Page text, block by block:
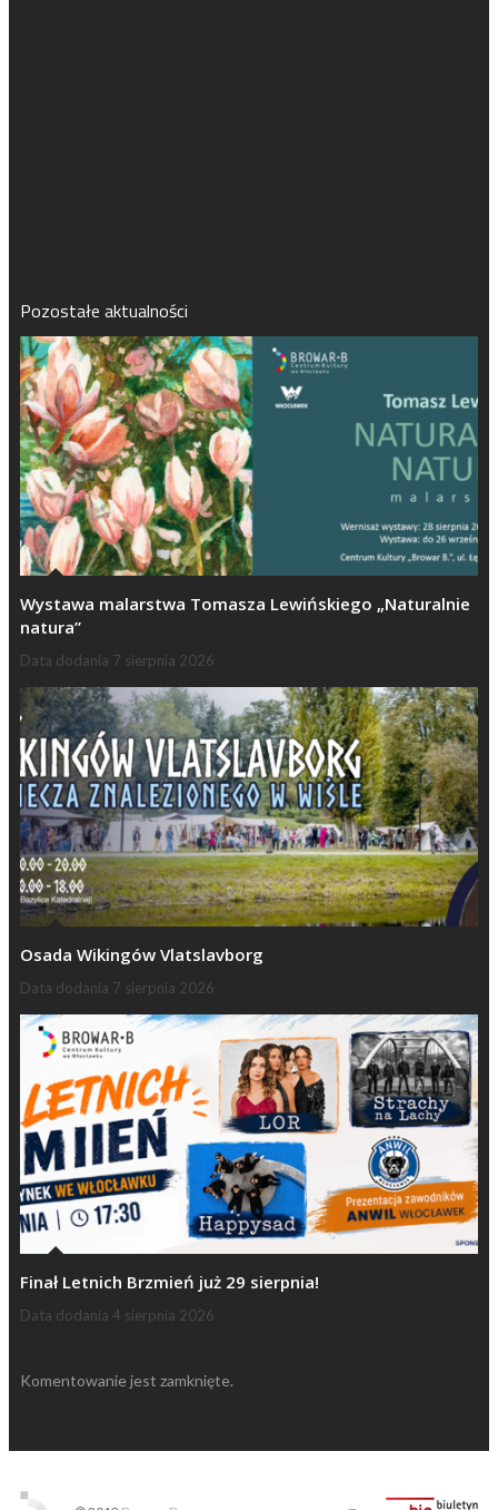
Pozostałe aktualności
Wystawa malarstwa Tomasza Lewińskiego „Naturalnie
natura”
Data dodania 7 sierpnia 2026
Osada Wikingów Vlatslavborg
Data dodania 7 sierpnia 2026
Finał Letnich Brzmień już 29 sierpnia!
Data dodania 4 sierpnia 2026
Komentowanie jest zamknięte.